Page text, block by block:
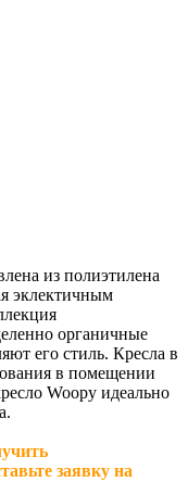
​​из полиэтилена
эклектичным
органичные
его стиль. Кресла в
в помещении
Woopy идеально
заявку на